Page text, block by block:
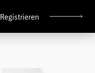
Registrieren